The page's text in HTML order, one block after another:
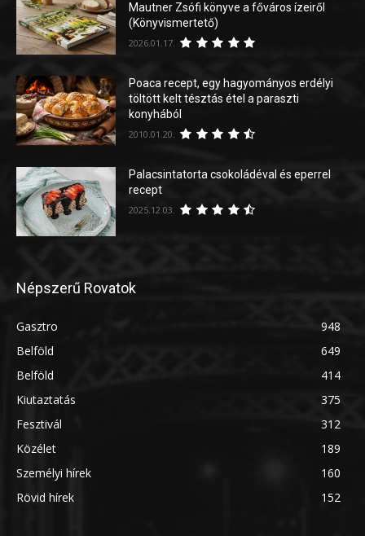
Mautner Zsófi könyve a főváros ízeiről
(Könyvismertető)
2026.01.17.
Poaca recept, egy hagyományos erdélyi
töltött kelt tésztás étel a paraszti
konyhából
2010.01.20.
Palacsintatorta csokoládéval és eperrel
recept
2025.12.03.
Népszerű Rovatok
Gasztro
948
Belföld
649
Belföld
414
Kiutaztatás
375
Fesztivál
312
Közélet
189
Személyi hírek
160
Rövid hírek
152